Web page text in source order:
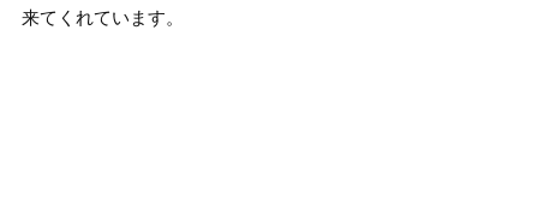
来てくれています。